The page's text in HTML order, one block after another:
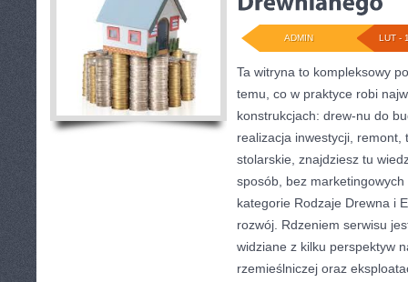
LUT -
ADMIN
Ta witryna to kompleksowy
temu, co w praktyce robi
konstrukcjach: drew-nu do
realizacja inwestycji,
stolarskie, znajdziesz tu
sposób, bez
kategorie Rodzaje Drewna i
rozwój. Rdzeniem serwisu
widziane z kilku perspektyw
rzemieślniczej oraz